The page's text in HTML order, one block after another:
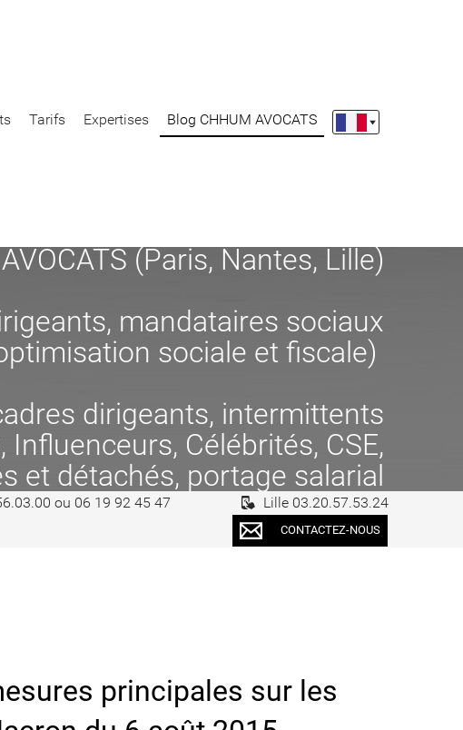
Tarifs Expertises Blog CHHUM AVOCATS
(Paris, Nantes, Lille)
mandataires sociaux
sociale et fiscale)
dirigeants, intermittents
Célébrités, CSE,
et détachés, portage salarial
ou 06 19 92 45 47
Lille 03.20.57.53.24
CONTACTEZ-NOUS
principales sur les